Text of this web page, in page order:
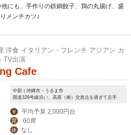
にも、手作りの鉄鍋餃子、鶏の丸揚げ、盛
メンチカツ♪
洋食 イタリアン・フレンチ アジアン カ
TV出演
Cafe
中部｜沖縄市・うるま市
国道329号線沿い、高原（南）交差点を過ぎて左手
￥ 平均予算 2,000円台
席 60席
休 なし